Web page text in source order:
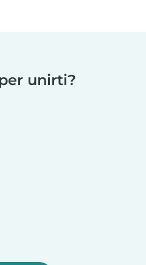
unirti?